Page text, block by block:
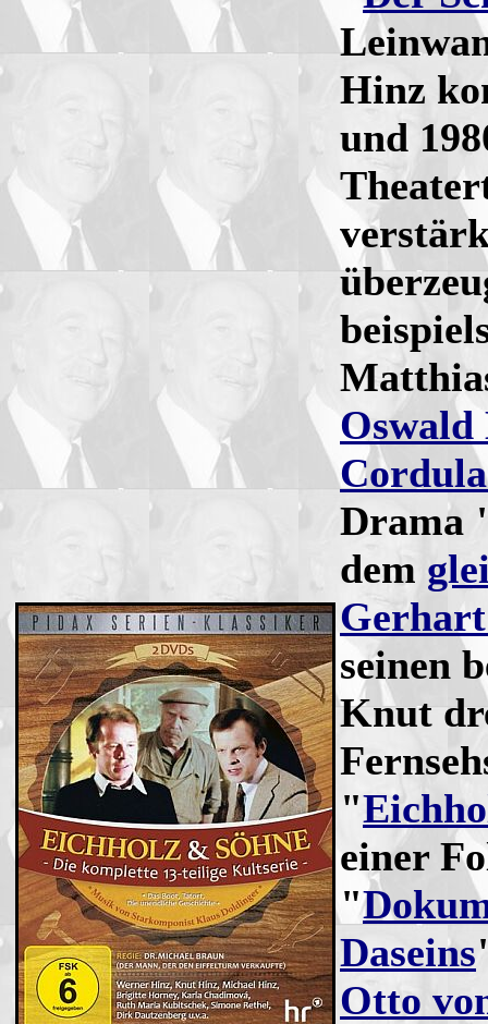
Hinz
und
Oswald
Drama
dem
seinen
Knut
"
einer
"
Daseins
Otto